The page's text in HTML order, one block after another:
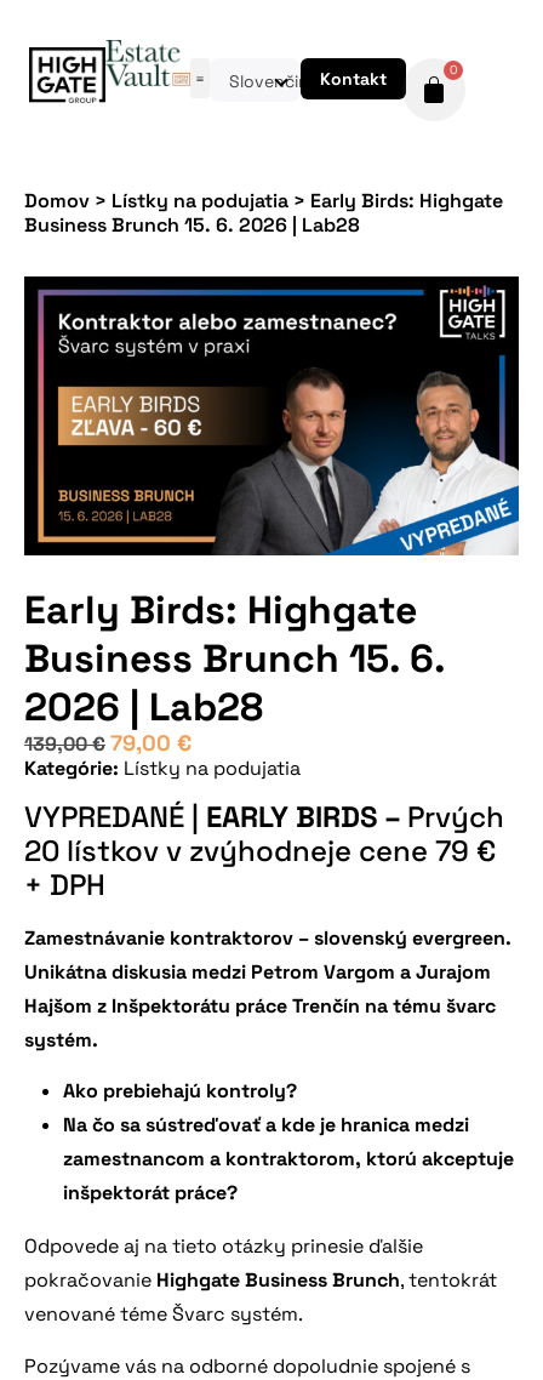
Slovenčina Kontakt 0
Domov > Lístky na podujatia > Early Birds: Highgate
Business Brunch 15. 6. 2026 | Lab28
Early Birds: Highgate
Business Brunch 15. 6.
2026 | Lab28
139,00€79,00 €
Kategórie: Lístky na podujatia
VYPREDANÉ | EARLY BIRDS – Prvých
20 lístkov v zvýhodneje cene 79 €
+ DPH
Zamestnávanie kontraktorov – slovenský evergreen.
Unikátna diskusia medzi Petrom Vargom a Jurajom
Hajšom z Inšpektorátu práce Trenčín na tému švarc
systém.
Ako prebiehajú kontroly?
Na čo sa sústreďovať a kde je hranica medzi
zamestnancom a kontraktorom, ktorú akceptuje
inšpektorát práce?
Odpovede aj na tieto otázky prinesie ďalšie
pokračovanie Highgate Business Brunch, tentokrát
venované téme Švarc systém.
Pozývame vás na odborné dopoludnie spojené s